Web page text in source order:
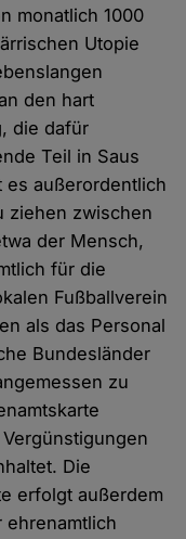
monatlich 1000
Utopie
den hart
die dafür
Teil in Saus
es außerordentlich
ziehen zwischen
der Mensch,
für die
Fußballverein
als das Personal
Bundesländer
zu
Die
erfolgt außerdem
ehrenamtlich